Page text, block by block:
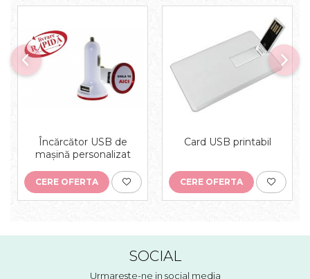
Încărcător USB de
mașină personalizat
CERE OFERTA
Card USB printabil
CERE OFERTA
SOCIAL
Urmareste-ne in social media